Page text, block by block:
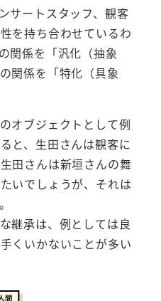
サートスタッフ、観客
を持ち合わせているわ
関係を「汎化（抽象
関係を「特化（具象
オブジェクトとして例
と、生田さんは観客に
田さんは新垣さんの舞
いでしょうが、それは
継承は、例としては良
くいかないことが多い